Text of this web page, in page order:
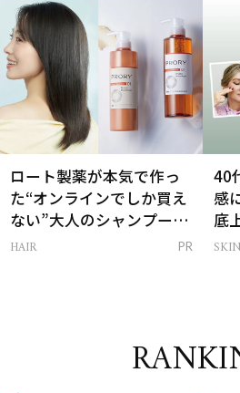
ロート製薬が本気で作っ
た“オンラインでしか買え
ない”大人のシャンプー＆
トリートメントって？
HAIR PR
40
感
底
ム